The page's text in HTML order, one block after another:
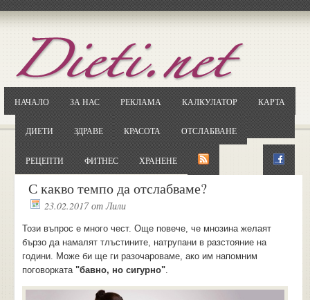
НАЧАЛО ЗА НАС РЕКЛАМА КАЛКУЛАТОР КАРТА
ДИЕТИ ЗДРАВЕ КРАСОТА ОТСЛАБВАНЕ
РЕЦЕПТИ ФИТНЕС ХРАНЕНЕ
С какво темпо да отслабваме?
23.02.2017отЛили
Този въпрос е много чест. Още повече, че мнозина желаят
бързо да намалят тлъстините, натрупани в разстояние на
години. Може би ще ги разочароваме, ако им напомним
поговорката "бавно, но сигурно".
ОтворетеGoogle.bg
Потърсете "Cloxy"
Кликнете на първия резултат
... и я въведете в полето: